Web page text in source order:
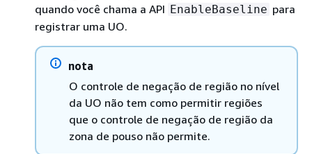
quando você chama a API EnableBaseline para
registrar uma UO.
nota
O controle de negação de região no nível
da UO não tem como permitir regiões
que o controle de negação de região da
zona de pouso não permite.